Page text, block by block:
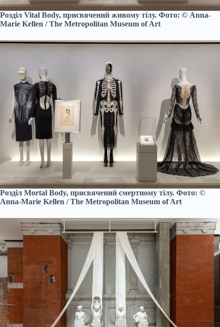
Розділ Vital Body, присвячений живому тілу. Фото: © Anna-
Marie Kellen / The Metropolitan Museum of Art
Розділ Mortal Body, присвячений смертному тілу. Фото: ©
Anna-Marie Kellen / The Metropolitan Museum of Art